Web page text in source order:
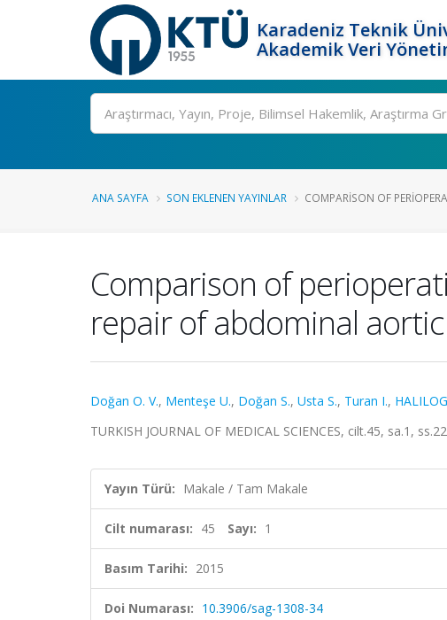
Karadeniz Teknik
Akademik Veri
Ara
ANA SAYFA SON EKLENEN YAYINLAR COMPARISON OF
Comparison of
repair of abdominal
Doğan O. V., Menteşe U., Doğan S., Usta S., Turan I.,
TURKISH JOURNAL OF MEDICAL SCIENCES, cilt.45, sa.1,
Yayın Türü: Makale / Tam Makale
Cilt numarası: 45 Sayı: 1
Basım Tarihi: 2015
Doi Numarası: 10.3906/sag-1308-34